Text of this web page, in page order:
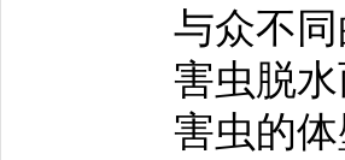
与众不同
害虫脱水
害虫的体壁